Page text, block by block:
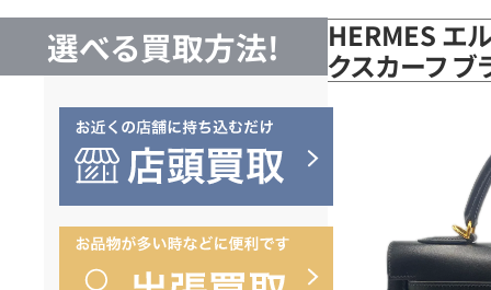
選べる買取方法!
HERMES エ
クスカーフ